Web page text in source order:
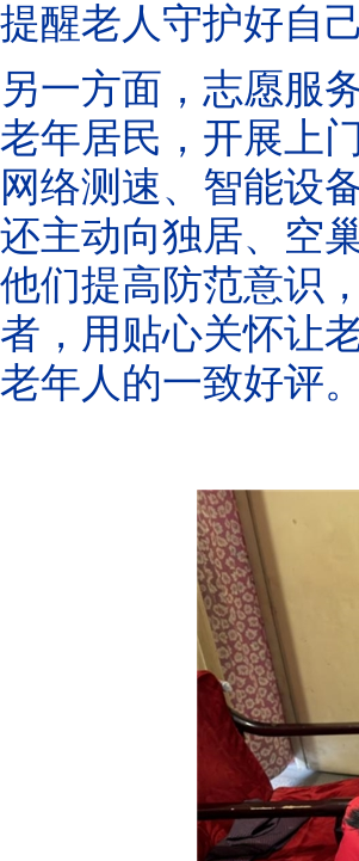
提醒老人守护好自
另一方面，志愿服
老年居民，开展上
网络测速、智能设
还主动向独居、空
他们提高防范意识
者，用贴心关怀让
老年人的一致好评。